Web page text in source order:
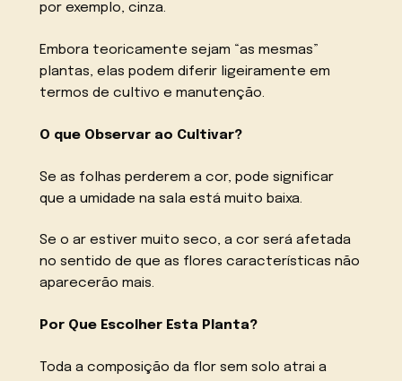
por exemplo, cinza.
Embora teoricamente sejam “as mesmas”
plantas, elas podem diferir ligeiramente em
termos de cultivo e manutenção.
O que Observar ao Cultivar?
Se as folhas perderem a cor, pode significar
que a umidade na sala está muito baixa.
Se o ar estiver muito seco, a cor será afetada
no sentido de que as flores características não
aparecerão mais.
Por Que Escolher Esta Planta?
Toda a composição da flor sem solo atrai a